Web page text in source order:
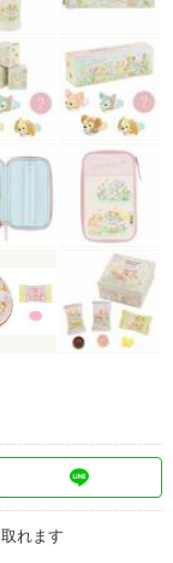
れます